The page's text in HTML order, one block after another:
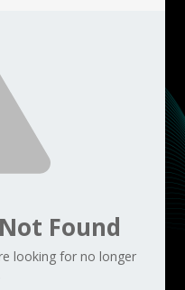
Found
looking for no longer